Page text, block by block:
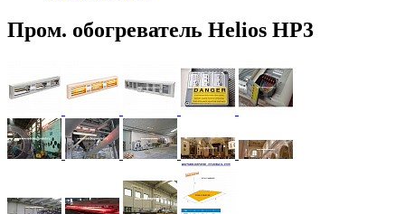
Пром. обогреватель Helios HP3